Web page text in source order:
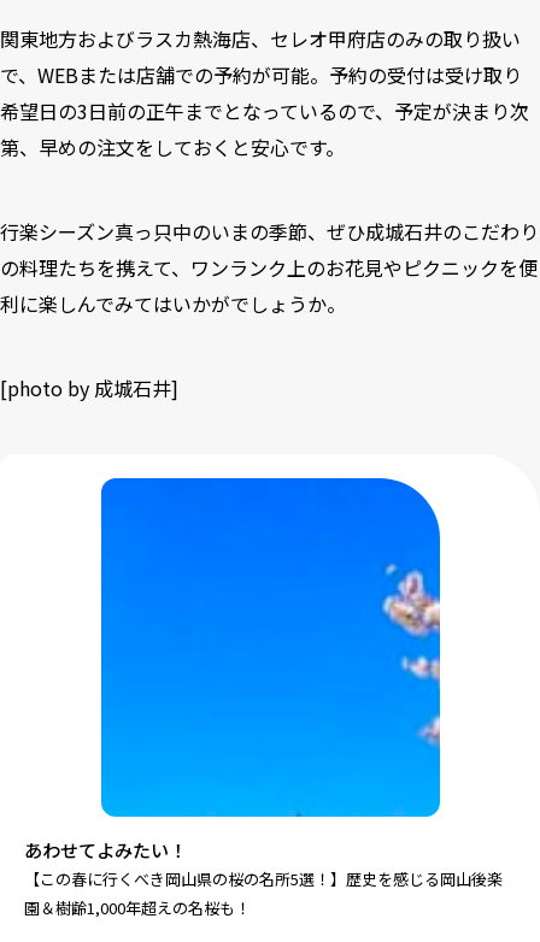
関東地方およびラスカ熱海店、セレオ甲府店のみの取り扱い
で、WEBまたは店舗での予約が可能。予約の受付は受け取り
希望日の3日前の正午までとなっているので、予定が決まり次
第、早めの注文をしておくと安心です。
行楽シーズン真っ只中のいまの季節、ぜひ成城石井のこだわり
の料理たちを携えて、ワンランク上のお花見やピクニックを便
利に楽しんでみてはいかがでしょうか。
[photo by 成城石井]
あわせてよみたい！
【この春に行くべき岡山県の桜の名所5選！】歴史を感じる岡山後楽
園＆樹齢1,000年超えの名桜も！